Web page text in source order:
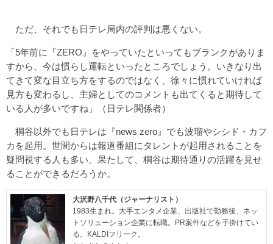
ただ、それでも日テレ局内の評判は悪くない。
「5年前に『ZERO』をやっていたといってもブランクがありま
すから、今は慣らし運転といったところでしょう。いきなり出
てきて変な目立ち方をするのではなく、徐々に慣れていければ
見方も変わるし、主婦としてのコメントも出てくると期待して
いる人が多いですね」（日テレ関係者）
桐谷以外でも日テレは『news zero』でも波瑠やシシド・カフ
カを起用。世間からは報道番組にタレントが起用されることを
疑問視する人も多い。果たして、桐谷は期待通りの活躍を見せ
ることができるだろうか。
大沢野八千代（ジャーナリスト）
1983生まれ。大手エンタメ企業、出版社で勤務後、ネッ
トソリューション企業に転職。PR案件などを手掛けてい
る。KALDIフリーク。